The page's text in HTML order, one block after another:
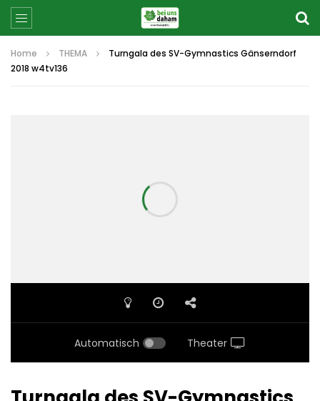
Home THEMA
Turngala des SV-Gymnastics Gänserndorf
2018 w4tv136
Automatisch Theater